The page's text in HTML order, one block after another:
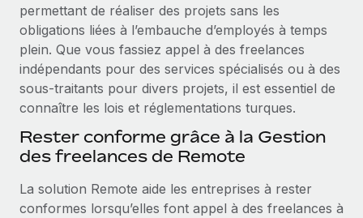
SERVICES
Demandez aux experts
Recevez des conseils d’experts sur les RH à
l’international et la conformité
Contrôles d’antécédents
Simplifiez vos processus de présélection des
candidats
Remote Watchtower
Gardez un temps d’avance sur les risques en
Explorez avec nous vos opportunités de partenariat
Conseil en intégrations et automatisations assistées par
ÉTUDES DE CAS
Données sur les salaires et les talents
Centre de ressources
Obtenir de l’aide
Voir toutes les ressources
Paie multipays
permettant de réaliser des projets sans les
obligations liées à l’embauche d’employés à temps
plein. Que vous fassiez appel à des freelances
indépendants pour des services spécialisés ou à des
sous-traitants pour divers projets, il est essentiel de
connaître les lois et réglementations turques.
Rester conforme grâce à la Gestion
des freelances de Remote
La solution Remote aide les entreprises à rester
conformes lorsqu’elles font appel à des freelances à